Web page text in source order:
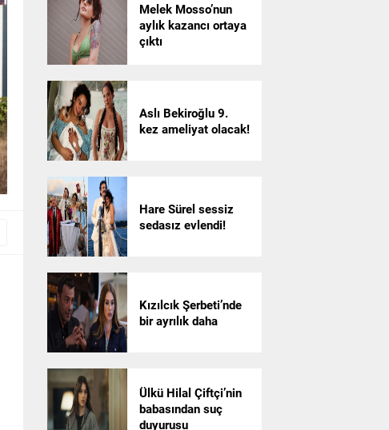
Melek Mosso’nun
aylık kazancı ortaya
çıktı
Aslı Bekiroğlu 9.
kez ameliyat olacak!
Hare Sürel sessiz
sedasız evlendi!
Kızılcık Şerbeti’nde
bir ayrılık daha
Ülkü Hilal Çiftçi’nin
babasından suç
duyurusu